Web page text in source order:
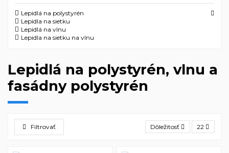
Lepidlá na polystyrén, vlnu a
fasádny polystyrén
Filtrovať Dôležitosť 22
Lepidlá na polystyrén
Lepidla na sietku
Lepidlá na vlnu
Lepidla na sietku na vlnu